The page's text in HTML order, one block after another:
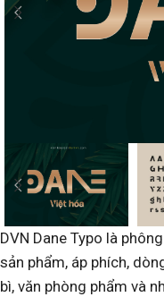
DVN Dane Typo là
sản phẩm, áp phích,
bì, văn phòng phẩm và